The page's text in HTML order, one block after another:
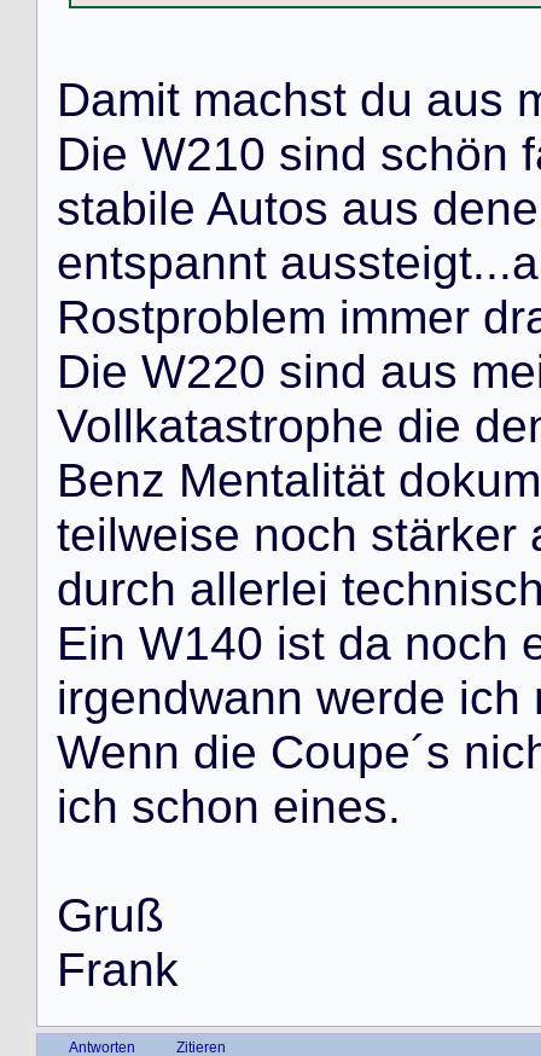
Damit machst du aus
Die W210 sind schön f
stabile Autos aus dene
entspannt aussteigt...a
Rostproblem immer dr
Die W220 sind aus me
Vollkatastrophe die de
Benz Mentalität dokum
teilweise noch stärker
durch allerlei technisc
Ein W140 ist da noch
irgendwann werde ich
Wenn die Coupe´s nic
ich schon eines.
Gruß
Frank
Antworten Zitieren